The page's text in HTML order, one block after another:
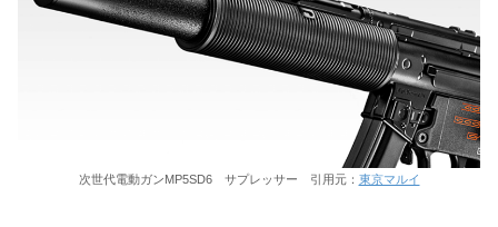
次世代電動ガンMP5SD6 サプレッサー 引用元： 東京マルイ